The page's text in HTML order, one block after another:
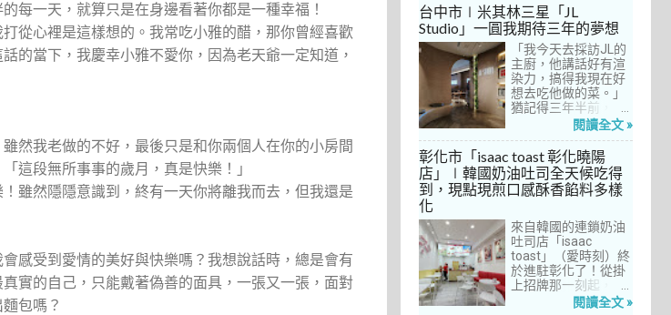
每一天，就算只是在身邊看著你都是一種幸福！
從心裡是這樣想的。我常吃小雅的醋，那你曾經喜歡
的當下，我慶幸小雅不愛你，因為老天爺一定知道，
然我老做的不好，最後只是和你兩個人在你的小房間
這段無所事事的歲月，真是快樂！」
雖然隱隱意識到，終有一天你將離我而去，但我還是
感受到愛情的美好與快樂嗎？我想說話時，總是會有
實的自己，只能戴著偽善的面具，一張又一張，面對
包嗎？
歐法套餐1680元起的
價位可以接受，而且
不是無菜單料理，從
開胃菜、湯品、主
菜、甜點等，通通可
以選自己喜歡的，小
禎覺得能夠自由搭配
很讚！而且「法森小
館」是台中老字號的
不斷，能夠屹立不搖
這麼多年，一定有它
的道理在呀！
自從十多年前搬回彰
化之後，小禎才開始
上春水堂吃飯、喝
茶，有一度還把春水
堂當麵店在吃，每週
到台中上課時，總忍
不住奔入春水堂，點
上一碗「XO醬拌麵」
搭配一杯茶飲，後來
也嘗試過其他茶點，
對春水堂的餐飲很有
信心。因此，一得知
秋山居是春水堂創辦
人開設的，感覺就是
食的小禎而言，自然
深具吸引力。
台中市∣米其林三星「JL
Studio」一圓我期待三年的夢想
「我今天去採訪JL的
主廚，他講話好有渲
染力，搞得我現在好
想去吃他做的菜。」
猶記得三年半前，當
米其林評鑑要來台中
做了一次得獎預測，
於是我因為工作踏入
JL Studio，當天回家
之後，我就迫不及待
從事美食採訪20多
年，只採訪沒吃的店
也不計其數，但從沒
有一家餐廳讓我這樣
充滿渴望，留下「真
的好想吃吃看」的懸
閱讀全文 »
彰化市「isaac toast 彰化曉陽
店」∣韓國奶油吐司全天候吃得
到，現點現煎口感酥香餡料多樣
化
來自韓國的連鎖奶油
吐司店「isaac
toast」（愛時刻）終
於進駐彰化了！從掛
上招牌那一刻起，小
禎就想著找時間來吃
閱讀全文 »